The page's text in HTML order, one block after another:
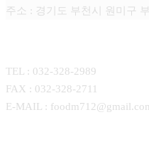
주소 : 경기도 부천시 원미구
TEL : 032-328-2989
FAX : 032-328-2711
E-MAIL :